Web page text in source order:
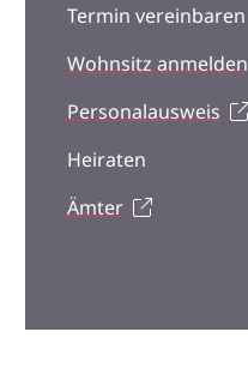
Termin vereinbaren
Wohnsitz anmelden
Personalausweis
Heiraten
Ämter